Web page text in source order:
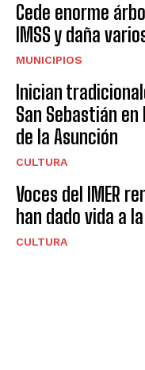
Cede enorme
IMSS y daña
MUNICIPIOS
Inician
San Sebastián
de la Asunción
CULTURA
Voces del IMER
han dado vida a
CULTURA